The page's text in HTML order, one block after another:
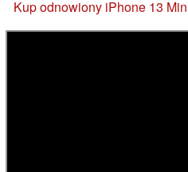
Kup odnowiony iPhone 13